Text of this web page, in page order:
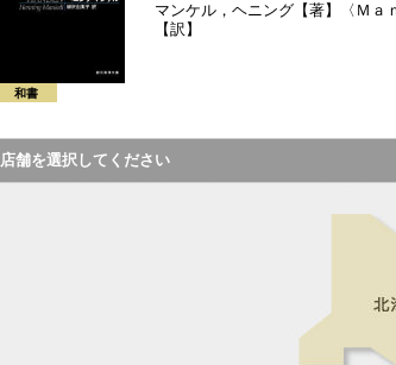
和書
マンケル，ヘニング【著】〈Ｍａ
【訳】
店舗を選択してください